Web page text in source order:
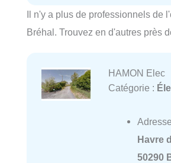
Il n'y a plus de professionnels de
Bréhal. Trouvez en d'autres près
HAMON Elec
Catégorie :
Havre
50290